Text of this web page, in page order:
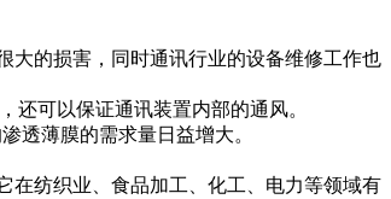
大的损害，同时通讯行业的设备维修工作也
还可以保证通讯装置内部的通风。
透薄膜的需求量日益增大。
织业、食品加工、化工、电力等领域有